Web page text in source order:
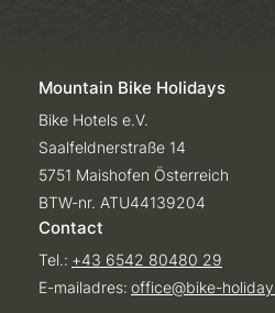
Mountain Bike Holidays
Bike Hotels e.V.
Saalfeldnerstraße 14
5751 Maishofen Österreich
BTW-nr. ATU44139204
Contact
Tel.: +43 6542 80480 29
E-mailadres: office@bike-